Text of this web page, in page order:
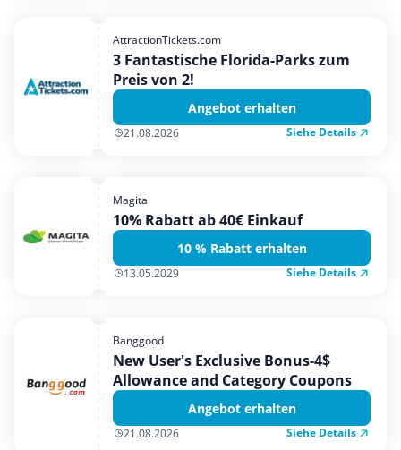
AttractionTickets.com
3 Fantastische Florida-Parks zum
Preis von 2!
Angebot erhalten
21.08.2026 Siehe Details
Magita
10% Rabatt ab 40€ Einkauf
10 % Rabatt erhalten
13.05.2029 Siehe Details
Banggood
New User's Exclusive Bonus-4$
Allowance and Category Coupons
Angebot erhalten
21.08.2026 Siehe Details